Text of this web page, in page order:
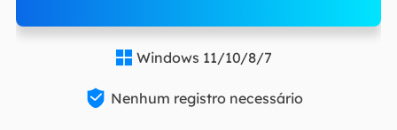
 Windows 11/10/8/7
 Nenhum registro necessário